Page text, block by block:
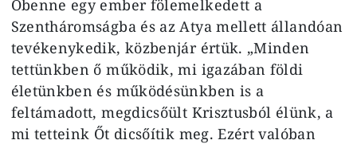
Őbenne egy ember fölemelkedett a
Szentháromságba és az Atya mellett állandóan
tevékenykedik, közbenjár értük. „Minden
tettünkben ő működik, mi igazában földi
életünkben és működésünkben is a
feltámadott, megdicsőült Krisztusból élünk, a
mi tetteink Őt dicsőítik meg. Ezért valóban